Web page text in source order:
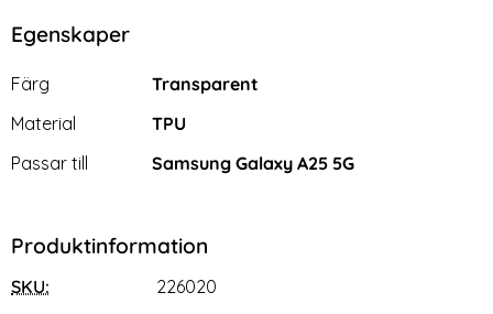
Galaxy A25 5G Fodral Skin Pro Svart
2-Pack Samsung A25 5G -
Egenskaper
Egenskaper/attribut för denna produkt
Attribut
Färg
Transparent
Material
TPU
Passar till
Samsung Galaxy A25 5G
Produktinformation
SKU: 226020